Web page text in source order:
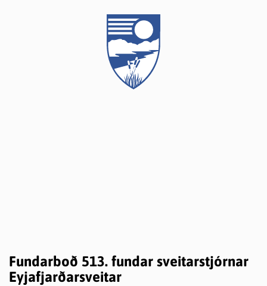
Fundarboð 513. fundar sveitarstjórnar
Eyjafjarðarsveitar